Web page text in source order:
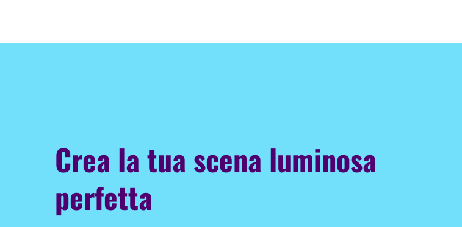
Crea la tua scena luminosa
perfetta